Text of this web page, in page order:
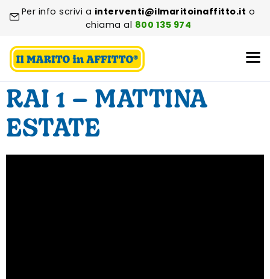
Per info scrivi a interventi@ilmaritoinaffitto.it o
chiama al 800 135 974
RAI 1 – MATTINA
ESTATE